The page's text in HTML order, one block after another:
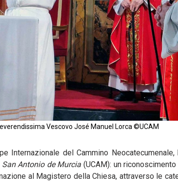
Vescovo José Manuel Lorca ©UCAM
Internazionale del Cammino
Antonio de Murcia (UCAM): un
al Magistero della Chiesa, attraverso le